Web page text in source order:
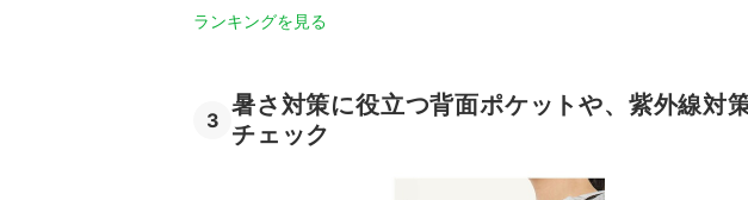
ランキングを見る
3
暑さ対策に役立つ背面ポケットや、紫外線対
チェック